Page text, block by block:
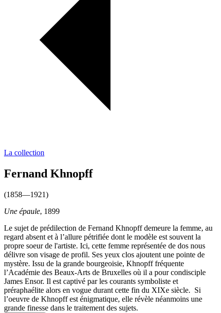
La collection
Fernand Khnopff
(1858—1921)
Une épaule, 1899
Le sujet de prédilection de Fernand Khnopff demeure la femme, au
regard absent et à l’allure pétrifiée dont le modèle est souvent la
propre soeur de l'artiste. Ici, cette femme représentée de dos nous
délivre son visage de profil. Ses yeux clos ajoutent une pointe de
mystère. Issu de la grande bourgeoisie, Khnopff fréquente
l’Académie des Beaux-Arts de Bruxelles où il a pour condisciple
James Ensor. Il est captivé par les courants symboliste et
préraphaélite alors en vogue durant cette fin du XIXe siècle. Si
l’oeuvre de Khnopff est énigmatique, elle révèle néanmoins une
grande finesse dans le traitement des sujets.